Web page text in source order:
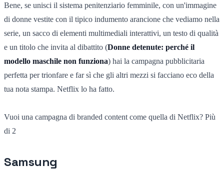
Bene, se unisci il sistema penitenziario femminile, con un'immagine
di donne vestite con il tipico indumento arancione che vediamo nella
serie, un sacco di elementi multimediali interattivi, un testo di qualità
e un titolo che invita al dibattito (Donne detenute: perché il
modello maschile non funziona) hai la campagna pubblicitaria
perfetta per trionfare e far sì che gli altri mezzi si facciano eco della
tua nota stampa. Netflix lo ha fatto.
Vuoi una campagna di branded content come quella di Netflix? Più
di 2
Samsung